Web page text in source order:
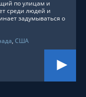
по улицам и
среди людей и
задумываться о
, США